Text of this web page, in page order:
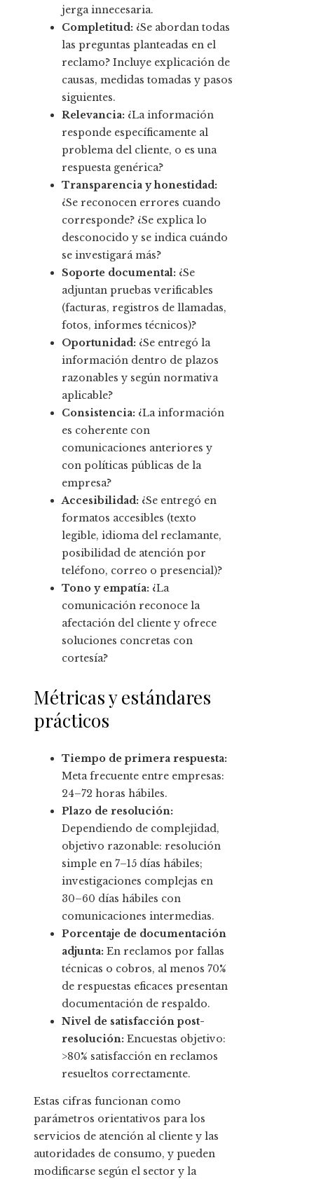
jerga innecesaria.
Completitud: ¿Se abordan todas
las preguntas planteadas en el
reclamo? Incluye explicación de
causas, medidas tomadas y pasos
siguientes.
Relevancia: ¿La información
responde específicamente al
problema del cliente, o es una
respuesta genérica?
Transparencia y honestidad:
¿Se reconocen errores cuando
corresponde? ¿Se explica lo
desconocido y se indica cuándo
se investigará más?
Soporte documental: ¿Se
adjuntan pruebas verificables
(facturas, registros de llamadas,
fotos, informes técnicos)?
Oportunidad: ¿Se entregó la
información dentro de plazos
razonables y según normativa
aplicable?
Consistencia: ¿La información
es coherente con
comunicaciones anteriores y
con políticas públicas de la
empresa?
Accesibilidad: ¿Se entregó en
formatos accesibles (texto
legible, idioma del reclamante,
posibilidad de atención por
teléfono, correo o presencial)?
Tono y empatía: ¿La
comunicación reconoce la
afectación del cliente y ofrece
soluciones concretas con
cortesía?
Métricas y estándares
prácticos
Tiempo de primera respuesta:
Meta frecuente entre empresas:
24–72 horas hábiles.
Plazo de resolución:
Dependiendo de complejidad,
objetivo razonable: resolución
simple en 7–15 días hábiles;
investigaciones complejas en
30–60 días hábiles con
comunicaciones intermedias.
Porcentaje de documentación
adjunta: En reclamos por fallas
técnicas o cobros, al menos 70%
de respuestas eficaces presentan
documentación de respaldo.
Nivel de satisfacción post-
resolución: Encuestas objetivo:
>80% satisfacción en reclamos
resueltos correctamente.
Estas cifras funcionan como
parámetros orientativos para los
servicios de atención al cliente y las
autoridades de consumo, y pueden
modificarse según el sector y la